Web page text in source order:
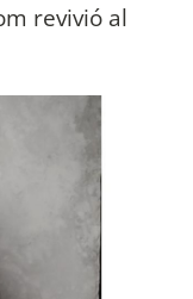
revivió al